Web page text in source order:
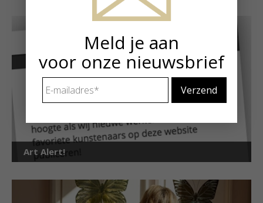
Art Alert!
Meld je aan
voor onze nieuwsbrief
mailadres *